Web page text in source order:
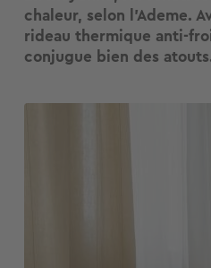
chaleur, selon l’Ademe.
rideau thermique anti-
conjugue bien des
Image